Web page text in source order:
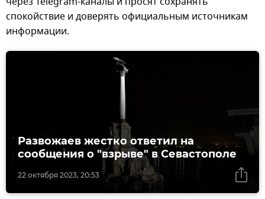
спокойствие и доверять официальным источникам
информации.
22 октября 2023, 20:53
Развожаев жестко ответил на
сообщения о "взрыве" в Севастополе